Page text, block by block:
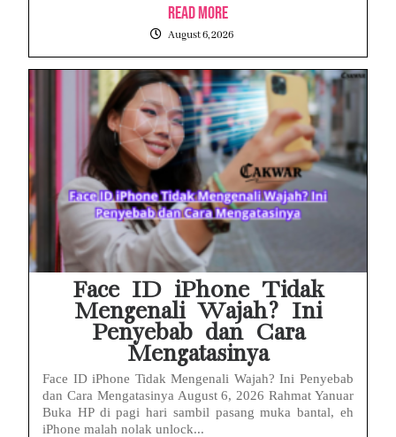
Read More
August 6, 2026
Face ID iPhone Tidak
Mengenali Wajah? Ini
Penyebab dan Cara
Mengatasinya
Face ID iPhone Tidak Mengenali Wajah? Ini Penyebab
dan Cara Mengatasinya August 6, 2026 Rahmat Yanuar
Buka HP di pagi hari sambil pasang muka bantal, eh
iPhone malah nolak unlock...